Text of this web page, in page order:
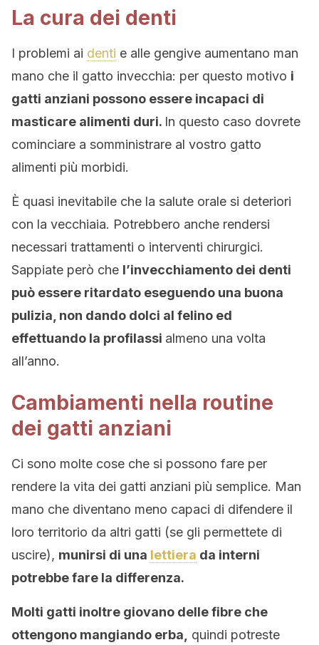
La cura dei denti
I problemi ai denti e alle gengive aumentano man
mano che il gatto invecchia: per questo motivo i
gatti anziani possono essere incapaci di
masticare alimenti duri. In questo caso dovrete
cominciare a somministrare al vostro gatto
alimenti più morbidi.
È quasi inevitabile che la salute orale si deteriori
con la vecchiaia. Potrebbero anche rendersi
necessari trattamenti o interventi chirurgici.
Sappiate però che l’invecchiamento dei denti
può essere ritardato eseguendo una buona
pulizia, non dando dolci al felino ed
effettuando la profilassi almeno una volta
all’anno.
Cambiamenti nella routine
dei gatti anziani
Ci sono molte cose che si possono fare per
rendere la vita dei gatti anziani più semplice. Man
mano che diventano meno capaci di difendere il
loro territorio da altri gatti (se gli permettete di
uscire), munirsi di una lettiera da interni
potrebbe fare la differenza.
Molti gatti inoltre giovano delle fibre che
ottengono mangiando erba,
quindi potreste